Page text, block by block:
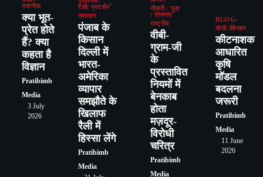
तकनीक
क्या भूत-
प्रेत होते
हैं? क्या
कहता है
विज्ञान
Pratibimb
Media
3 July
2026
रैली/ प्रदर्शन
समाचार
पंजाब के
किसान
दिल्ली में
भारत-
अमेरिका
व्यापार
समझौते के
खिलाफ
रैली में
हिस्सा लेंगे
Pratibimb
Media
नौकरी / युवा
/ रोजगार
राष्ट्रीय
वीबी-
ग्राम-जी
के
प्रस्तावित
नियमों में
बेनकाब
होता
मज़दूर-
विरोधी
चरित्र
Pratibimb
Media
BLOG
खेती /किसान
कीटनाशक
आधारित
कृषि
मॉडल
बदलना
जरूरी
Pratibimb
Media
11 June
2026